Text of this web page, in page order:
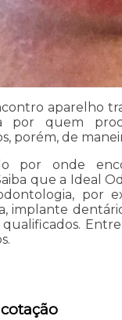
aparelho
por quem
porém, de
por onde
que a Ideal
por
implante